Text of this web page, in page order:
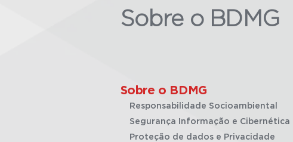
Sobre o BDMG
Sobre o BDMG
Responsabilidade Socioambiental
Segurança Informação e Cibernética
Proteção de dados e Privacidade